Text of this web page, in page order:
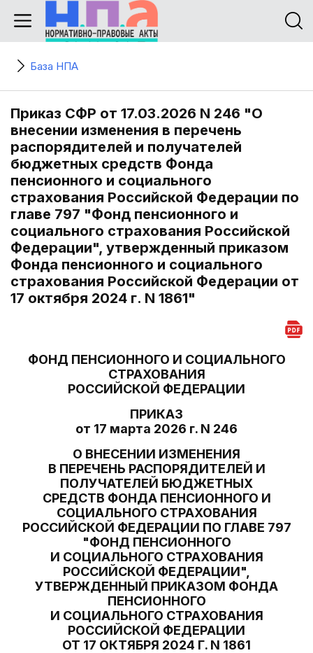
База НПА
Приказ СФР от 17.03.2026 N 246 "О
внесении изменения в перечень
распорядителей и получателей
бюджетных средств Фонда
пенсионного и социального
страхования Российской Федерации по
главе 797 "Фонд пенсионного и
социального страхования Российской
Федерации", утвержденный приказом
Фонда пенсионного и социального
страхования Российской Федерации от
17 октября 2024 г. N 1861"
ФОНД ПЕНСИОННОГО И СОЦИАЛЬНОГО
СТРАХОВАНИЯ
РОССИЙСКОЙ ФЕДЕРАЦИИ
ПРИКАЗ
от 17 марта 2026 г. N 246
О ВНЕСЕНИИ ИЗМЕНЕНИЯ
В ПЕРЕЧЕНЬ РАСПОРЯДИТЕЛЕЙ И
ПОЛУЧАТЕЛЕЙ БЮДЖЕТНЫХ
СРЕДСТВ ФОНДА ПЕНСИОННОГО И
СОЦИАЛЬНОГО СТРАХОВАНИЯ
РОССИЙСКОЙ ФЕДЕРАЦИИ ПО ГЛАВЕ 797
"ФОНД ПЕНСИОННОГО
И СОЦИАЛЬНОГО СТРАХОВАНИЯ
РОССИЙСКОЙ ФЕДЕРАЦИИ",
УТВЕРЖДЕННЫЙ ПРИКАЗОМ ФОНДА
ПЕНСИОННОГО
И СОЦИАЛЬНОГО СТРАХОВАНИЯ
РОССИЙСКОЙ ФЕДЕРАЦИИ
ОТ 17 ОКТЯБРЯ 2024 Г. N 1861